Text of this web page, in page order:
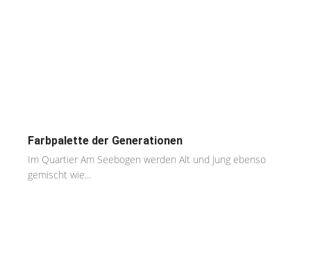
Farbpalette der Generationen
Im Quartier Am Seebogen werden Alt und Jung ebenso
gemischt wie...